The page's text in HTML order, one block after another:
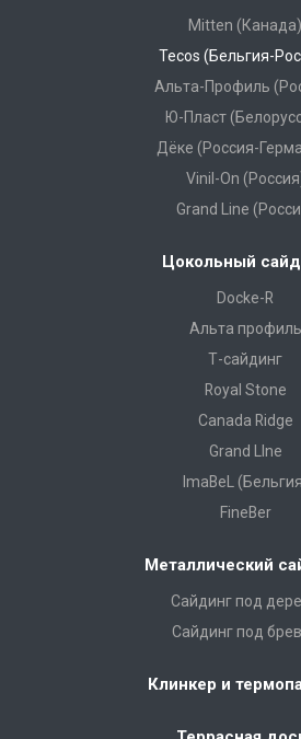
Mitten (Канада)
Tecos (Бельгия-
Альта-Профиль
Ю-Пласт
Дёке (Россия-
Vinil-On
Grand Line
Цокольный
Docke-R
Альта профиль
Т-сайдинг
Royal Stone
Canada Ridge
Grand LIne
ImaBeL
FineBer
Металлический
Сайдинг под
Сайдинг под
Клинкер и